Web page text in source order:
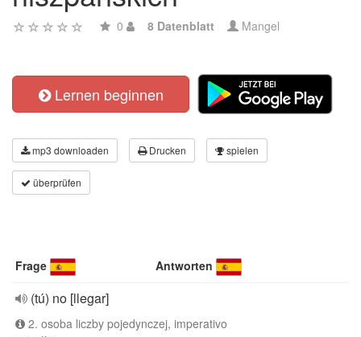
0 8 Datenblatt Mangel
Lernen beginnen
mp3 downloaden Drucken spielen
überprüfen
Frage Antworten
(tú) no [llegar]
2. osoba liczby pojedynczej, imperativo